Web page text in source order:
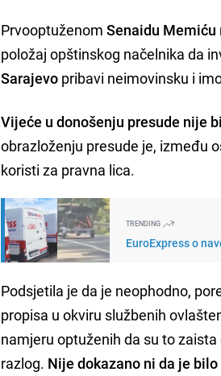
PrvooptuženomSenaidu Memiću
položaj opštinskog načelnika da
Sarajevo pribavi neimovinsku i
Vijeće u donošenju presude nije
obrazloženju presude je, između
koristi za pravna lica.
TRENDING
EuroExpress o
Podsjetila je da je neophodno,
propisa u okviru službenih
namjeru optuženih da su to
razlog. Nije dokazano ni da je